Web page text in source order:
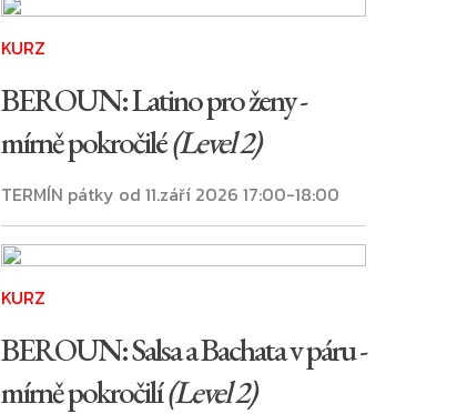
KURZ
BEROUN: Latino pro ženy -
mírně pokročilé(Level 2)
TERMÍN pátky od 11.září 2026 17:00-18:00
KURZ
BEROUN: Salsa a Bachata v páru -
mírně pokročilí(Level 2)